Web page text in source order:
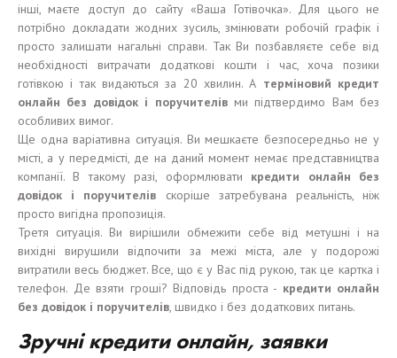
інші, маєте доступ до сайту «Ваша Готівочка». Для цього не
потрібно докладати жодних зусиль, змінювати робочій графік і
просто залишати нагальні справи. Так Ви позбавляєте себе від
необхідності витрачати додаткові кошти і час, хоча позики
готівкою і так видаються за 20 хвилин. А терміновий кредит
онлайн без довідок і поручителівми підтвердимо Вам без
особливих вимог.
Ще одна варіативна ситуація. Ви мешкаєте безпосередньо не у
місті, а у передмісті, де на даний момент немає представництва
компанії. В такому разі, оформлювати кредити онлайн без
довідок і поручителів скоріше затребувана реальність, ніж
просто вигідна пропозиція.
Третя ситуація. Ви вирішили обмежити себе від метушні і на
вихідні вирушили відпочити за межі міста, але у подорожі
витратили весь бюджет. Все, що є у Вас під рукою, так це картка і
телефон. Де взяти гроші? Відповідь проста - кредити онлайн
без довідок і поручителів, швидко і без додаткових питань.
Зручнікредитионлайн, заявки